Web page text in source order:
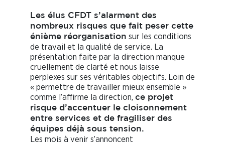
Les élus CFDT s’alarment des
nombreux risques que fait peser cette
énième réorganisation sur les conditions
de travail et la qualité de service. La
présentation faite par la direction manque
cruellement de clarté et nous laisse
perplexes sur ses véritables objectifs. Loin de
« permettre de travailler mieux ensemble »
comme l’affirme la direction, ce projet
risque d’accentuer le cloisonnement
entre services et de fragiliser des
équipes déjà sous tension.
Les mois à venir s’annoncent